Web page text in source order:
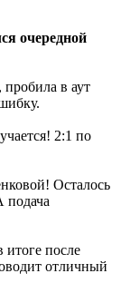
очередной
в аут
2:1 по
Осталось
подача
после
отличный